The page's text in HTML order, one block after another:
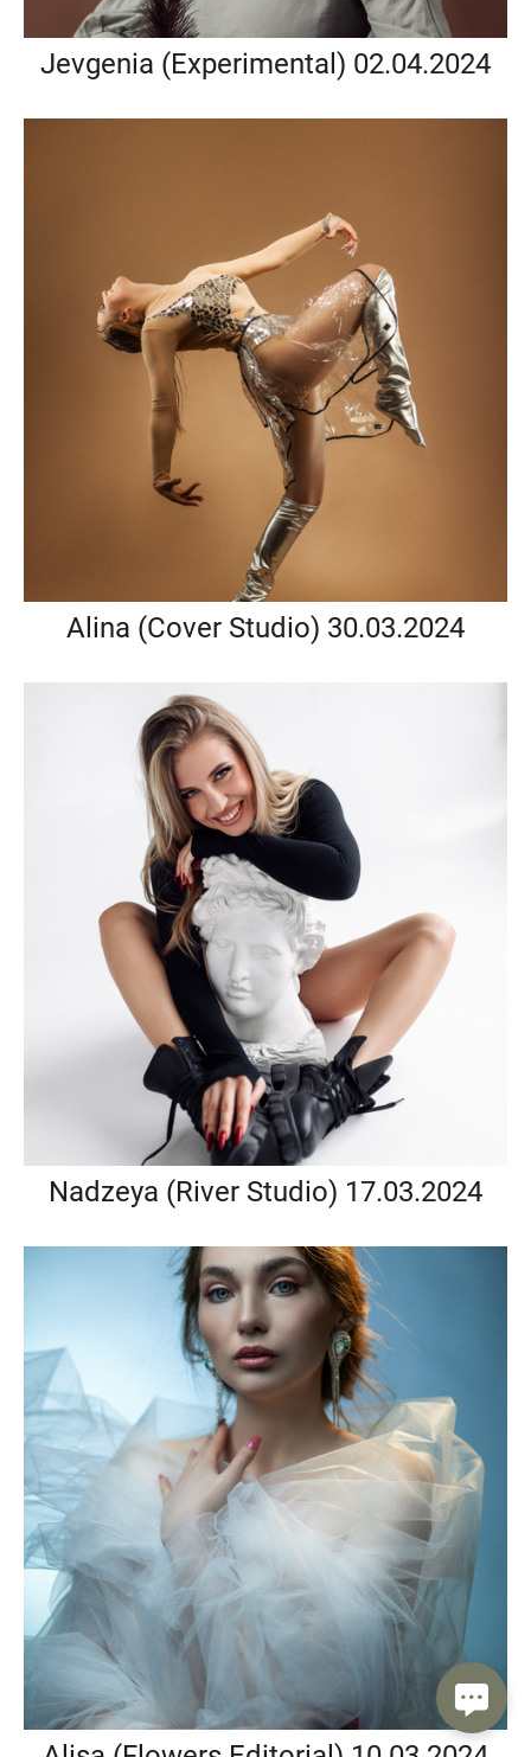
Jevgenia (Experimental) 02.04.2024
Alina (Cover Studio) 30.03.2024
Nadzeya (River Studio) 17.03.2024